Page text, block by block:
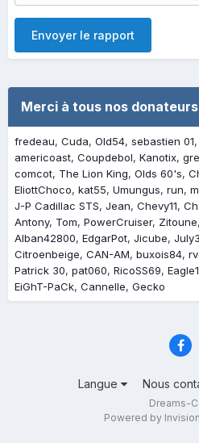
Envoyer le rapport
Merci à tous nos
fredeau Cuda Old54 sebastien 01
americoast Coupdebol Kanotix
comcot The Lion King Olds 60's
EliottChoco kat55 Umungus run
J-P Cadillac STS Jean Chevy11
Antony Tom PowerCruiser Zitoune
Alban42800 EdgarPot Jicube
Citroenbeige CAN-AM buxois84
Patrick 30 pat060 RicoSS69
EiGhT-PaCk Cannelle Gecko
Langue Nous
Dreams-
Powered by